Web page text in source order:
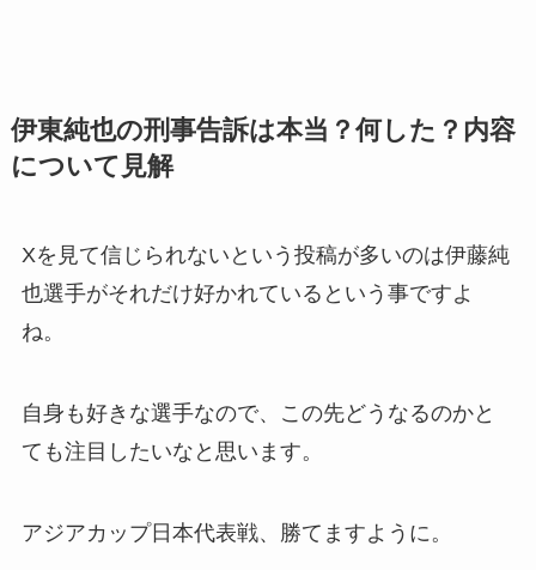
伊東純也の刑事告訴は本当？何した？内容
について見解
Xを見て信じられないという投稿が多いのは伊藤純
也選手がそれだけ好かれているという事ですよ
ね。
自身も好きな選手なので、この先どうなるのかと
ても注目したいなと思います。
アジアカップ日本代表戦、勝てますように。